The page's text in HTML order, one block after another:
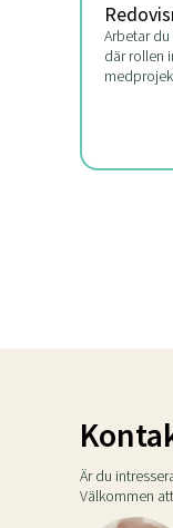
Arbetar
där rollen
Är du
Välkommen